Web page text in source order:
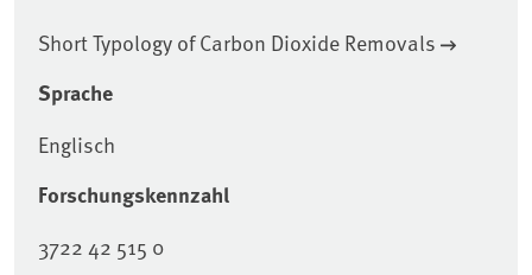
Short Typology of Carbon Dioxide Removals
Sprache
Englisch
Forschungskennzahl
3722 42 515 0